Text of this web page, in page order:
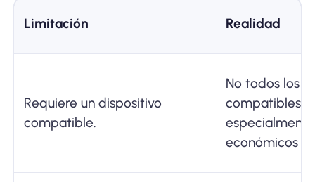
Limitación Realidad
Requiere un dispositivo
compatible.
No todos los
compatibles
económicos y